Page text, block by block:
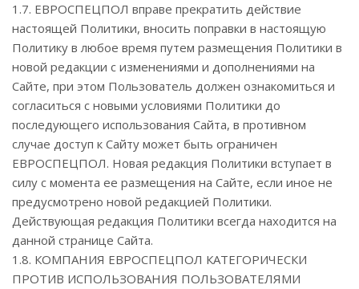
1.7. ЕВРОСПЕЦПОЛ вправе прекратить действие
настоящей Политики, вносить поправки в настоящую
Политику в любое время путем размещения Политики в
новой редакции с изменениями и дополнениями на
Сайте, при этом Пользователь должен ознакомиться и
согласиться с новыми условиями Политики до
последующего использования Сайта, в противном
случае доступ к Сайту может быть ограничен
ЕВРОСПЕЦПОЛ. Новая редакция Политики вступает в
силу с момента ее размещения на Сайте, если иное не
предусмотрено новой редакцией Политики.
Действующая редакция Политики всегда находится на
данной странице Сайта.
1.8. КОМПАНИЯ ЕВРОСПЕЦПОЛ КАТЕГОРИЧЕСКИ
ПРОТИВ ИСПОЛЬЗОВАНИЯ ПОЛЬЗОВАТЕЛЯМИ